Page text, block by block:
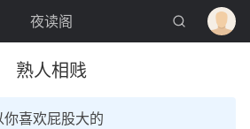
夜读阁
熟人相贱
你喜欢屁股大的